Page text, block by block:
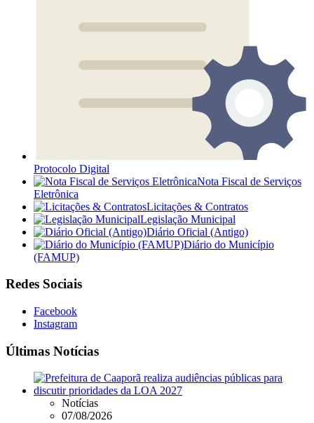
Protocolo Digital
Nota Fiscal de Serviços
Eletrônica
Licitações & Contratos
Legislação Municipal
Diário Oficial (Antigo)
Diário do Município
(FAMUP)
Redes Sociais
Facebook
Instagram
Últimas Notícias
Notícias
07/08/2026